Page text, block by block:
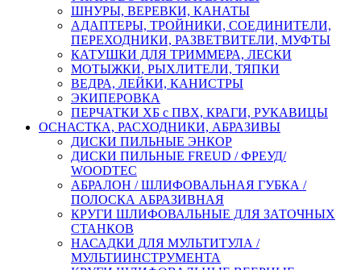
ШНУРЫ, ВЕРЕВКИ, КАНАТЫ
АДАПТЕРЫ, ТРОЙНИКИ, СОЕДИНИТЕЛИ,
ПЕРЕХОДНИКИ, РАЗВЕТВИТЕЛИ, МУФТЫ
КАТУШКИ ДЛЯ ТРИММЕРА, ЛЕСКИ
МОТЫЖКИ, РЫХЛИТЕЛИ, ТЯПКИ
ВЕДРА, ЛЕЙКИ, КАНИСТРЫ
ЭКИПЕРОВКА
ПЕРЧАТКИ ХБ с ПВХ, КРАГИ, РУКАВИЦЫ
ОСНАСТКА, РАСХОДНИКИ, АБРАЗИВЫ
ДИСКИ ПИЛЬНЫЕ ЭНКОР
ДИСКИ ПИЛЬНЫЕ FREUD / ФРЕУД/
WOODTEC
АБРАЛОН / ШЛИФОВАЛЬНАЯ ГУБКА /
ПОЛОСКА АБРАЗИВНАЯ
КРУГИ ШЛИФОВАЛЬНЫЕ ДЛЯ ЗАТОЧНЫХ
СТАНКОВ
НАСАДКИ ДЛЯ МУЛЬТИТУЛА /
МУЛЬТИИНСТРУМЕНТА